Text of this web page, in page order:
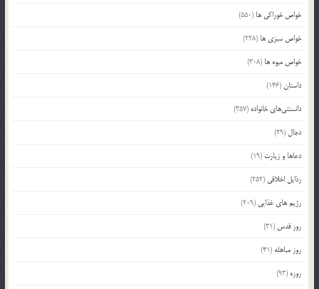
خواص خوراکی ها (550)
خواص سبزی ها (228)
خواص میوه ها (308)
داستان(146)
دانستنی‌های خانواده (357)
دجال (29)
دعاها و زیارت (19)
رذایل اخلاقی (252)
رژیم های غذایی (209)
روز قدس (31)
روز مباهله (41)
روزه (93)